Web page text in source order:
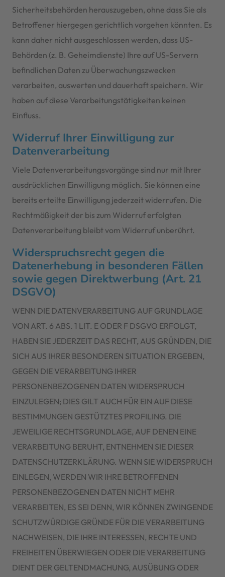
Sicherheitsbehörden herauszugeben, ohne dass Sie als
Betroffener hiergegen gerichtlich vorgehen könnten. Es
kann daher nicht ausgeschlossen werden, dass US-
Behörden (z. B. Geheimdienste) Ihre auf US-Servern
befindlichen Daten zu Überwachungszwecken
verarbeiten, auswerten und dauerhaft speichern. Wir
haben auf diese Verarbeitungstätigkeiten keinen
Einfluss.
Widerruf Ihrer Einwilligung zur
Datenverarbeitung
Viele Datenverarbeitungsvorgänge sind nur mit Ihrer
ausdrücklichen Einwilligung möglich. Sie können eine
bereits erteilte Einwilligung jederzeit widerrufen. Die
Rechtmäßigkeit der bis zum Widerruf erfolgten
Datenverarbeitung bleibt vom Widerruf unberührt.
Widerspruchsrecht gegen die
Datenerhebung in besonderen Fällen
sowie gegen Direktwerbung (Art. 21
DSGVO)
WENN DIE DATENVERARBEITUNG AUF GRUNDLAGE
VON ART. 6 ABS. 1 LIT. E ODER F DSGVO ERFOLGT,
HABEN SIE JEDERZEIT DAS RECHT, AUS GRÜNDEN, DIE
SICH AUS IHRER BESONDEREN SITUATION ERGEBEN,
GEGEN DIE VERARBEITUNG IHRER
PERSONENBEZOGENEN DATEN WIDERSPRUCH
EINZULEGEN; DIES GILT AUCH FÜR EIN AUF DIESE
BESTIMMUNGEN GESTÜTZTES PROFILING. DIE
JEWEILIGE RECHTSGRUNDLAGE, AUF DENEN EINE
VERARBEITUNG BERUHT, ENTNEHMEN SIE DIESER
DATENSCHUTZERKLÄRUNG. WENN SIE WIDERSPRUCH
EINLEGEN, WERDEN WIR IHRE BETROFFENEN
PERSONENBEZOGENEN DATEN NICHT MEHR
VERARBEITEN, ES SEI DENN, WIR KÖNNEN ZWINGENDE
SCHUTZWÜRDIGE GRÜNDE FÜR DIE VERARBEITUNG
NACHWEISEN, DIE IHRE INTERESSEN, RECHTE UND
FREIHEITEN ÜBERWIEGEN ODER DIE VERARBEITUNG
DIENT DER GELTENDMACHUNG, AUSÜBUNG ODER